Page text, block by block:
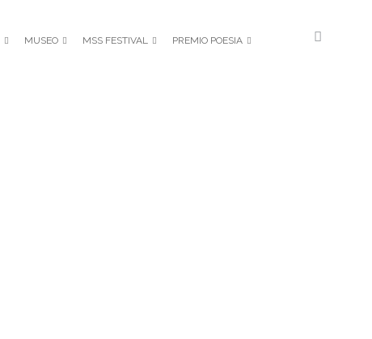
MUSEO MSS FESTIVAL PREMIO POESIA